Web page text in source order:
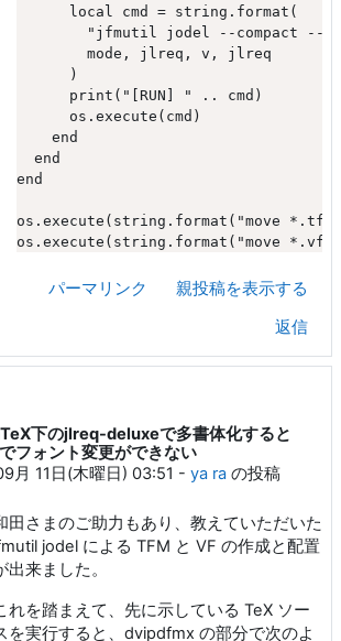
      local cmd = string.format(
"jfmutil jodel --compact --
        mode, jlreq, v, jlreq
      )
      print("[RUN] " .. cmd)
      os.execute(cmd)
    end
  end
end
os.execute(string.format("move
パーマリンク
親投稿を表示する
返信
返信下のjlreq-deluxeで多書体化すると
フォント変更ができない
月 11日(木曜日) 03:51 - ya ra の投稿
田さまのご助力もあり、教えていただいた
jodel による TFM と VF の作成と配置
出来ました。
れを踏まえて、先に示している TeX ソー
を実行すると、dvipdfmx の部分で次のよ